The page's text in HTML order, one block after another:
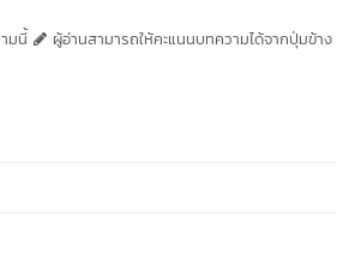
มนี้
ผู้อ่านสามารถให้คะแนนบทความได้จากปุ่มข้าง